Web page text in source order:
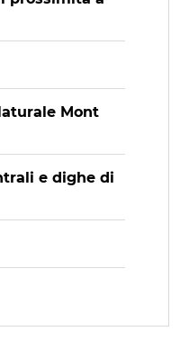
Mont
e dighe di